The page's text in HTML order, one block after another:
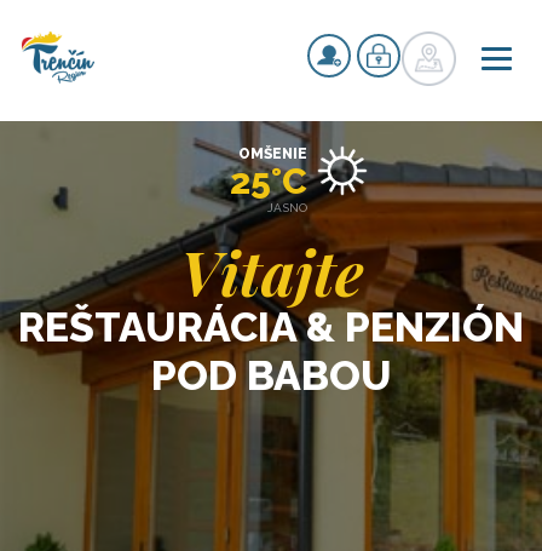
Vitajte
REŠTAURÁCIA & PENZIÓN
POD BABOU
OMŠENIE
25°C
JASNO